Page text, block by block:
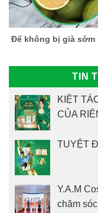
Để không bị già sớm
TIN
KIỆT
CỦA
TUYỆT
Y.A.M
chăm